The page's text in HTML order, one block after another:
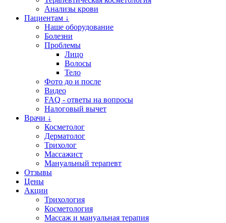
Анализы крови
Пациентам ↓
Наше оборудование
Болезни
Проблемы
Лицо
Волосы
Тело
Фото до и после
Видео
FAQ - ответы на вопросы
Налоговый вычет
Врачи ↓
Косметолог
Дерматолог
Трихолог
Массажист
Мануальный терапевт
Отзывы
Цены
Акции
Трихология
Косметология
Массаж и мануальная терапия